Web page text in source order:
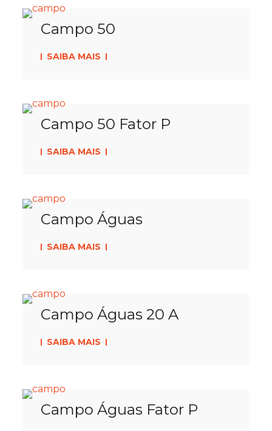
Campo 50
SAIBA MAIS
Campo 50 Fator P
SAIBA MAIS
Campo Águas
SAIBA MAIS
Campo Águas 20 A
SAIBA MAIS
Campo Águas Fator P